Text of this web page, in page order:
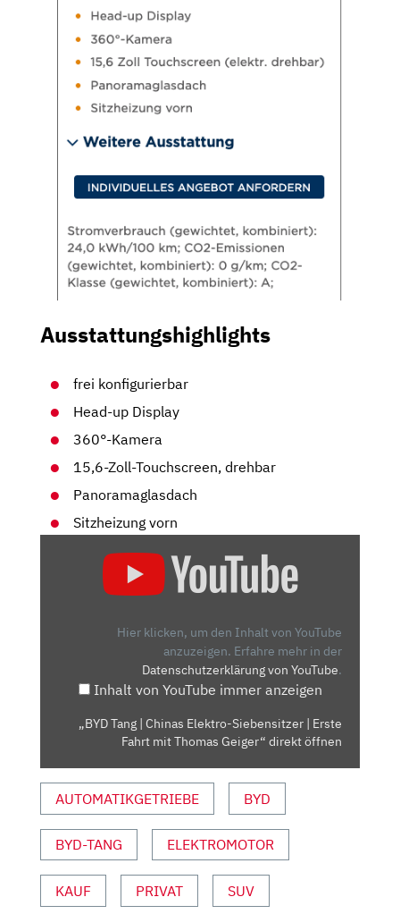
Ausstattungshighlights
frei konfigurierbar
Head-up Display
360°-Kamera
15,6-Zoll-Touchscreen, drehbar
Panoramaglasdach
Sitzheizung vorn
ERSTE
GEIGER“
VON
ANZEIGEN
Hier klicken, um den Inhalt von YouTube
anzuzeigen. Erfahre mehr in der
Datenschutzerklärung von YouTube.
Inhalt von YouTube immer anzeigen
„BYD Tang | Chinas Elektro-Siebensitzer | Erste
Fahrt mit Thomas Geiger“ direkt öffnen
AUTOMATIKGETRIEBE BYD
BYD-TANG ELEKTROMOTOR
KAUF PRIVAT SUV